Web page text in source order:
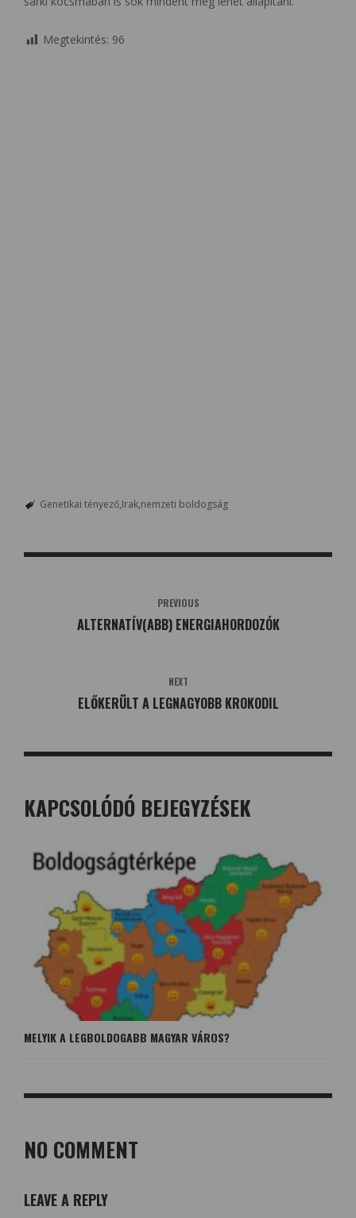
Megtekintés: 96
Genetikai tényező Irak nemzeti boldogság
PREVIOUS
ALTERNATÍV(ABB) ENERGIAHORDOZÓK
NEXT
ELŐKERÜLT A LEGNAGYOBB KROKODIL
KAPCSOLÓDÓ BEJEGYZÉSEK
MELYIK A LEGBOLDOGABB MAGYAR VÁROS?
NO COMMENT
LEAVE A REPLY